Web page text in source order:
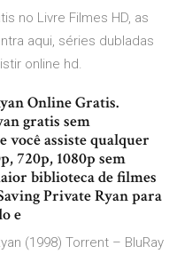
no Livre Filmes HD, as
aqui, séries dubladas
online hd.
Online Gratis.
gratis sem
você assiste qualquer
720p, 1080p sem
biblioteca de filmes
Private Ryan para
e
(1998) Torrent – BluRay